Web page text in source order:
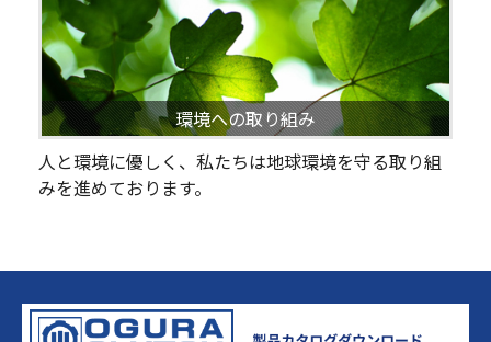
環境への取り組み
人と環境に優しく、私たちは地球環境を守る取り組
みを進めております。